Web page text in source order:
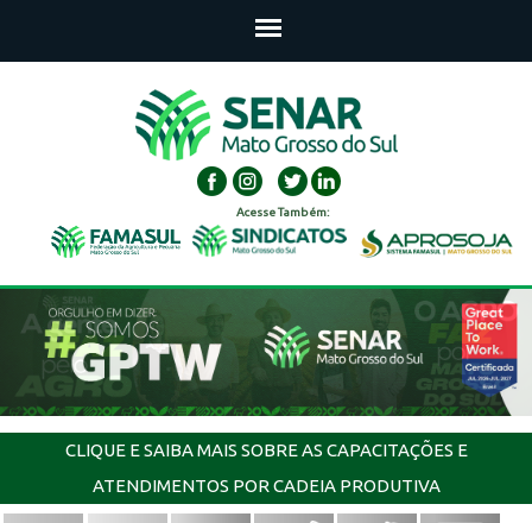
Acesse Também:
CLIQUE E SAIBA MAIS SOBRE AS CAPACITAÇÕES E
ATENDIMENTOS POR CADEIA PRODUTIVA